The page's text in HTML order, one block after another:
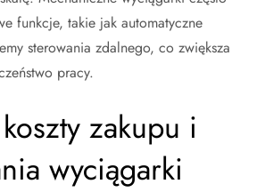
funkcje, takie jak automatyczne
sterowania zdalnego, co zwiększa
pracy.
zakupu i
wyciągarki